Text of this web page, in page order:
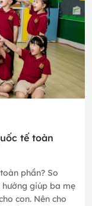
tế toàn
phần? So
giúp ba mẹ
con. Nên cho